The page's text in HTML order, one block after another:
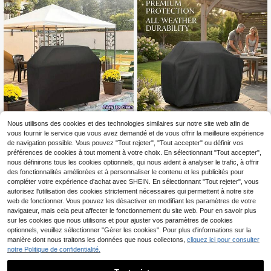
1 pièce Housse universelle de barb
ecue en tissu Oxford imperméable,
anti-poussière et anti-pluie, résista
nte aux UV. Idéale pour le barbecue
à charbon, le gaz et le fumoir. Indisp
ensable pour les fêtes, le camping e
t le patio.
Dès9,26€
Housse de protection imperméable
pour barbecue d'extérieur, 8 tailles
disponibles pour les barbecues de 3
2 à 60 pouces
22 restant
Dès6,98€
4 autres vendeurs
Nous utilisons des cookies et des technologies similaires sur notre site web afin de
vous fournir le service que vous avez demandé et de vous offrir la meilleure expérience
de navigation possible. Vous pouvez "Tout rejeter", "Tout accepter" ou définir vos
préférences de cookies à tout moment à votre choix. En sélectionnant "Tout accepter",
nous définirons tous les cookies optionnels, qui nous aident à analyser le trafic, à offrir
des fonctionnalités améliorées et à personnaliser le contenu et les publicités pour
compléter votre expérience d'achat avec SHEIN. En sélectionnant "Tout rejeter", vous
autorisez l'utilisation des cookies strictement nécessaires qui permettent à notre site
web de fonctionner. Vous pouvez les désactiver en modifiant les paramètres de votre
navigateur, mais cela peut affecter le fonctionnement du site web. Pour en savoir plus
sur les cookies que nous utilisons et pour ajuster vos paramètres de cookies
optionnels, veuillez sélectionner "Gérer les cookies". Pour plus d'informations sur la
manière dont nous traitons les données que nous collectons, cliquez ici pour consulter
notre Politique de confidentialité.